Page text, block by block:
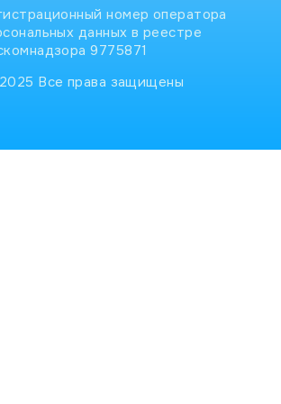
номер оператора
данных в реестре
9775871
Все права защищены